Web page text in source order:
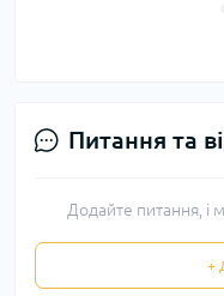
Питання та
Додайте питання, і
+